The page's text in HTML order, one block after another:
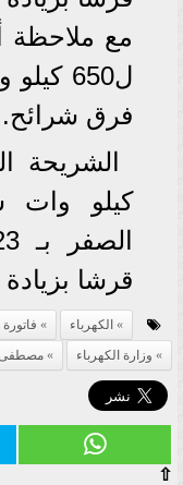
مع ملاحظة
فرق شرائح.
كيلو وات
قرشا بزيادة
الكهرباء فاتورة
وزارة الكهرباء
مصطفى
⇧